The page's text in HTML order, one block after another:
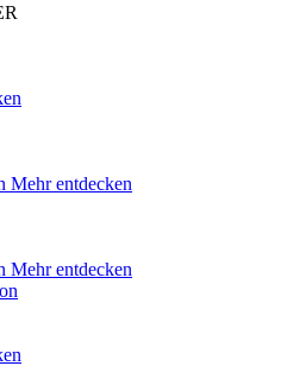
Mehr entdecken
Mehr entdecken